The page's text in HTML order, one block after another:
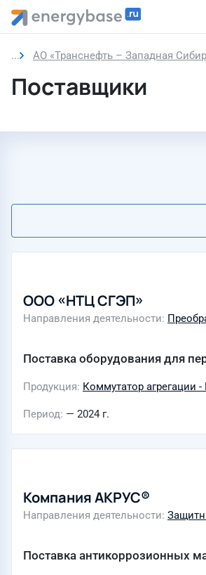
АО «Транснефть – Западная
Поставщики
ООО «НТЦ СГЭП»
Направления деятельности
Поставка оборудования для
Продукция Коммутатор агрегации -
Период — 2024 г.
Компания АКРУС®
Направления деятельности
Поставка антикоррозионных